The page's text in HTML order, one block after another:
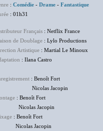
: Comédie - Drame - Fantastique
: 01h31
Français : Netflix France
de Doublage : Lylo Productions
Artistique : Martial Le Minoux
: Ilana Castro
: Benoît Fort
Jacopin
: Benoît Fort
Jacopin
: Benoît Fort
Jacopin